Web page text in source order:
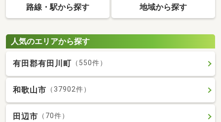
路線・駅から探す 地域から探す
人気のエリアから探す
有田郡有田川町 （550件）
和歌山市 （37902件）
田辺市 （70件）